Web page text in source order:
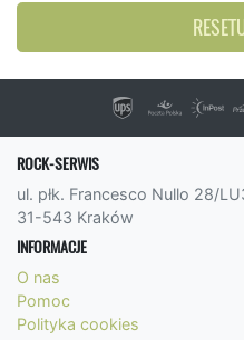
ROCK-SERWIS
ul. płk. Francesco Nullo 28/
31-543 Kraków
INFORMACJE
O nas
Pomoc
Polityka cookies